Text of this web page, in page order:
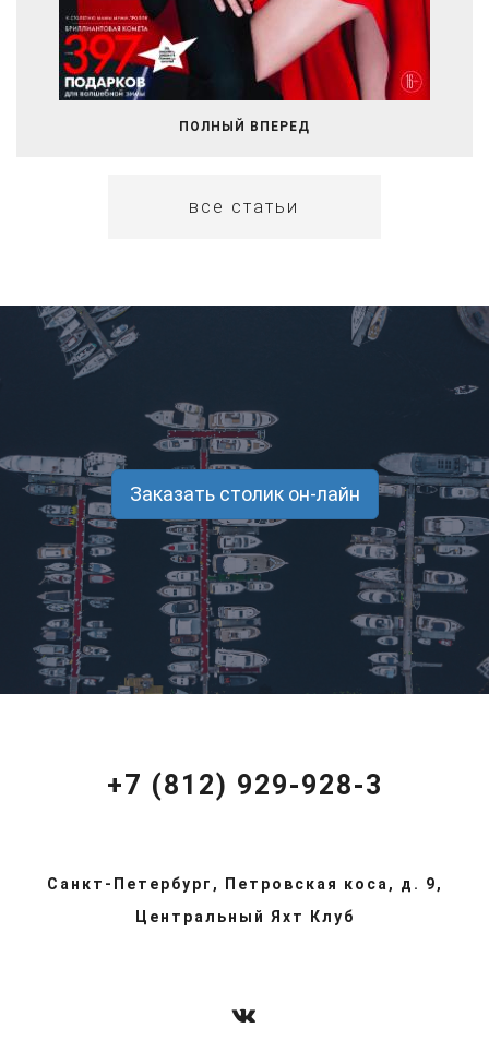
ПОЛНЫЙ ВПЕРЕД
все статьи
Заказать столик он-лайн
+7 (812) 929-928-3
Санкт-Петербург, Петровская коса, д. 9,
Центральный Яхт Клуб